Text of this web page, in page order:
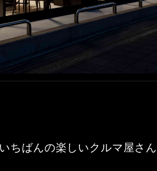
いちばんの楽しいクルマ屋さ